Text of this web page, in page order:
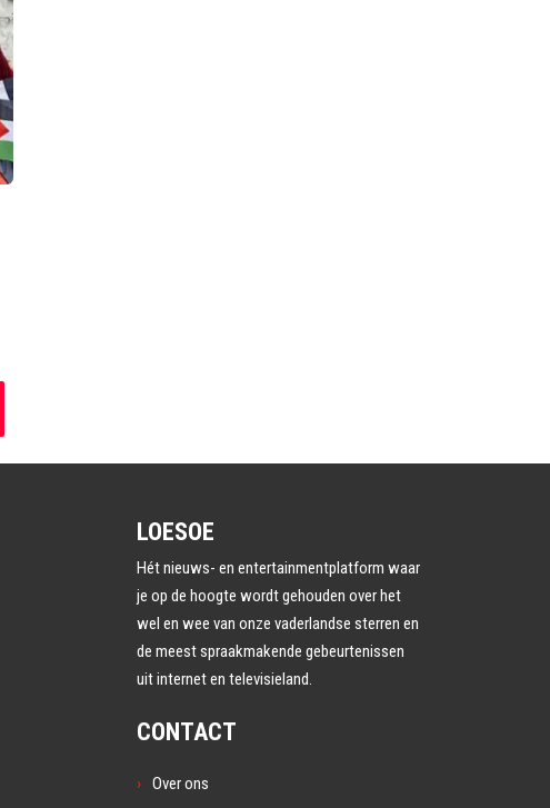
LOESOE
Hét nieuws- en entertainmentplatform waar
je op de hoogte wordt gehouden over het
wel en wee van onze vaderlandse sterren en
de meest spraakmakende gebeurtenissen
uit internet en televisieland.
CONTACT
Over ons